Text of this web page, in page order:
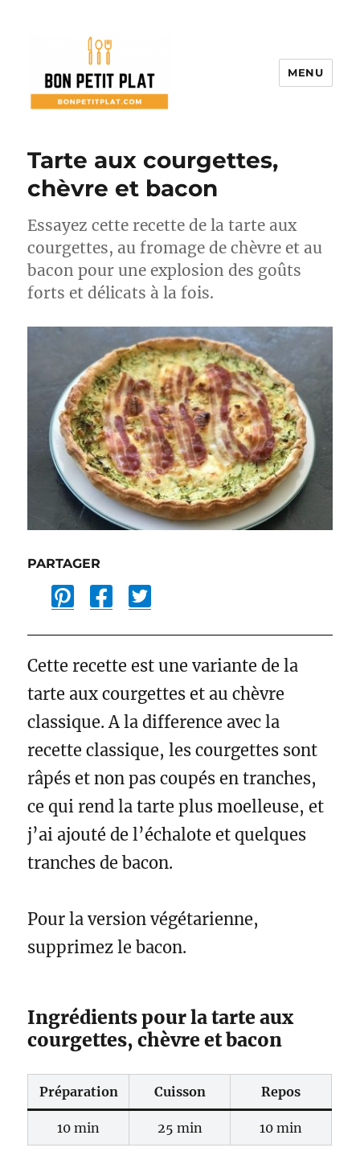
MENU
Tarte aux courgettes,
chèvre et bacon
Essayez cette recette de la tarte aux
courgettes, au fromage de chèvre et au
bacon pour une explosion des goûts
forts et délicats à la fois.
PARTAGER
n
t
e
s
t
c
e
o
k
i
t
r
Cette recette est une variante de la
tarte aux courgettes et au chèvre
classique. A la difference avec la
recette classique, les courgettes sont
râpés et non pas coupés en tranches,
ce qui rend la tarte plus moelleuse, et
j’ai ajouté de l’échalote et quelques
tranches de bacon.
Pour la version végétarienne,
supprimez le bacon.
Ingrédients pour la tarte aux
courgettes, chèvre et bacon
Préparation Cuisson Repos
10 min 25 min 10 min